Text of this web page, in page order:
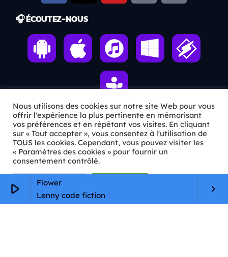
play_arrow
Flower
Lenny code fiction
keyboard_arrow_right
🎧 ÉCOUTEZ-NOUS
ℹ️ INFOS PRATIQUES
✉️Contact
🦊Qui sommes-nous ?
📄
Mentions légales
Nous utilisons des cookies sur notre site Web pour vous
offrir l'expérience la plus pertinente en mémorisant
vos préférences et en répétant vos visites. En cliquant
sur « Tout accepter », vous consentez à l'utilisation de
TOUS les cookies. Cependant, vous pouvez visiter les
« Paramètres des cookies » pour fournir un
consentement contrôlé.
Paramètres Cookie